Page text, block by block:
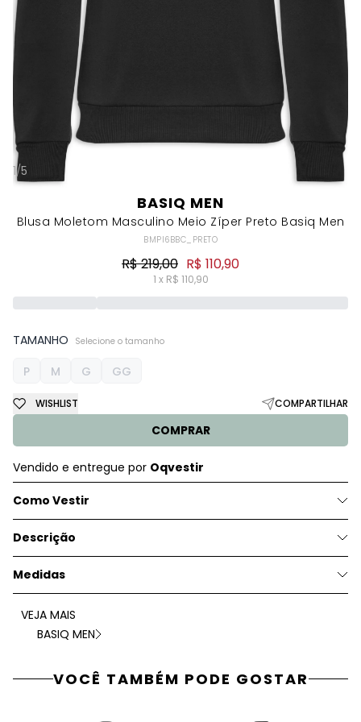
1/5
BASIQ MEN
Blusa Moletom Masculino Meio Zíper Preto Basiq Men
BMPI6BBC_PRETO
R$ 219,00 R$ 110,90
1 x R$ 110,90
TAMANHO Selecione o tamanho
P M G GG
COMPRAR
WISHLIST COMPARTILHAR
Vendido e entregue por Oqvestir
Como Vestir
Descrição
Medidas
VEJA MAIS
BASIQ MEN
VOCÊ TAMBÉM PODE GOSTAR